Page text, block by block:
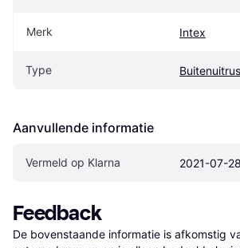
Merk Intex
Type
Aanvullende informatie
Vermeld op Klarna 2021-07-28
Feedback
De bovenstaande informatie is afkomstig